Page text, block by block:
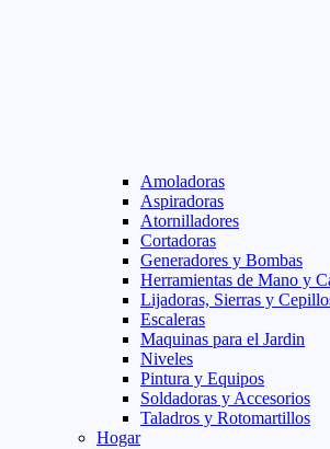
Amoladoras
Aspiradoras
Atornilladores
Cortadoras
Generadores y Bombas
Herramientas de Mano y
Lijadoras, Sierras y
Escaleras
Maquinas para el Jardin
Niveles
Pintura y Equipos
Soldadoras y Accesorios
Taladros y Rotomartillos
Hogar